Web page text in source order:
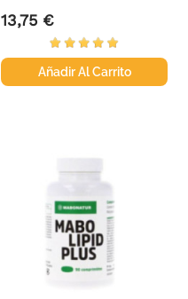
Precio
13,75 €
Añadir Al Carrito